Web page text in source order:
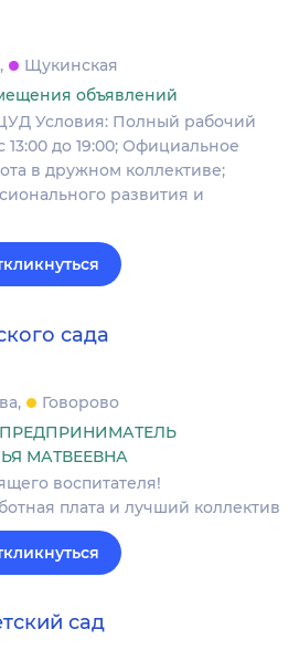
Щукинская
объявлений
Условия: Полный рабочий
13:00 до 19:00; Официальное
в дружном коллективе;
развития и
сада
Говорово
МАТВЕЕВНА
воспитателя!
плата и лучший коллектив
сад